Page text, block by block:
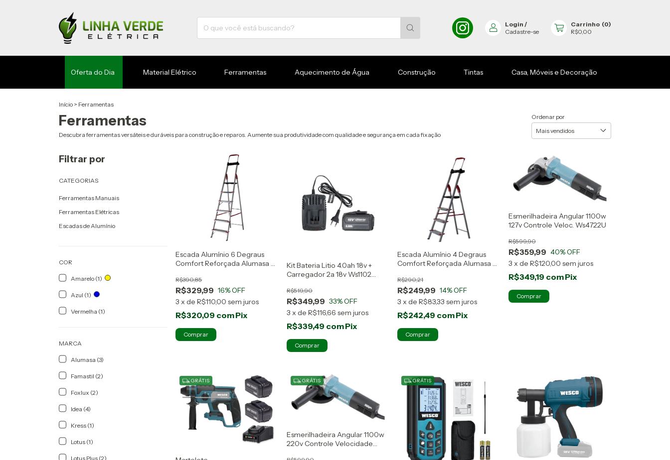
Login /
Cadastre-se
Carrinho (0)
R$0,00
Oferta do Dia Material Elétrico Ferramentas Aquecimento de Água Construção Tintas Casa, Móveis e Decoração
Início > Ferramentas
Ferramentas
Descubra ferramentas versáteis e duráveis para construção e reparos. Aumente sua produtividade com qualidade e segurança em cada fixação
Ordenar por
Filtrar por
CATEGORIAS
Ferramentas Manuais
Ferramentas Elétricas
Escadas de Alumínio
COR
Amarelo (1)
Azul (1)
Vermelha (1)
MARCA
Alumasa (3)
Famastil (2)
Foxlux (2)
Idea (4)
Kress (1)
Lotus (1)
Lotus Plus (2)
Escada Alumínio 6 Degraus
Comfort Reforçada Alumasa -
R$329,99
R$390,85
16% OFF
3 xdeR$110,00 sem juros
R$320,09 comPix
Kit Bateria Litio 4.0ah 18v +
Carregador 2a 18v Ws1102
R$349,99
R$519,90
33% OFF
3 x de R$116,66 sem juros
R$339,49 comPix
Escada Alumínio 4 Degraus
Comfort Reforçada Alumasa -
R$249,99
R$290,21
14% OFF
3 xdeR$83,33 sem juros
R$242,49 comPix
Esmerilhadeira Angular 1100w
127v Controle Veloc. Ws4722U
R$359,99
R$599,90
40% OFF
3 x de R$120,00 sem juros
R$349,19 comPix
GRÁTIS GRÁTIS
Esmerilhadeira Angular 1100w
220v Controle Velocidade
GRÁTIS